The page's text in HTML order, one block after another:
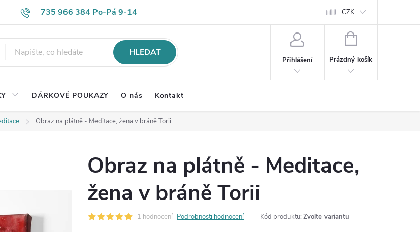
735 966 384 Po-Pá 9-14
Časté otázky Obch. podmínky Ochrana os. údajů Kontakt
CZK
HLEDAT
Přihlášení
NÁKUPNÍ
Prázdný košík
DÁRKOVÉ POUKAZY O nás Kontakt
Obraz na plátně - Meditace, žena v bráně Torii
Obraz na plátně - Meditace,
žena v bráně Torii
1 hodnocení Podrobnosti hodnocení Kód produktu: Zvolte variantu